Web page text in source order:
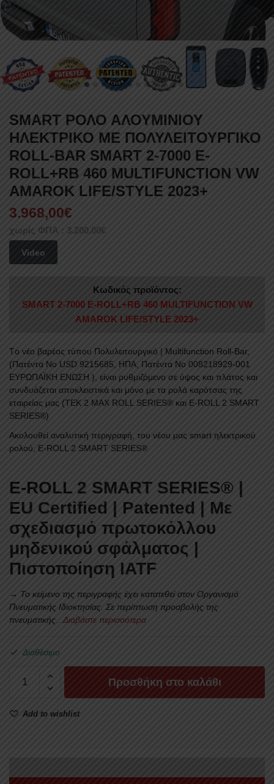
SMART ΡΟΛΟ ΑΛΟΥΜΙΝΙΟΥ
ΗΛΕΚΤΡΙΚΟ ΜΕ ΠΟΛΥΛΕΙΤΟΥΡΓΙΚΟ
ROLL-BAR SMART 2-7000 E-
ROLL+RB 460 MULTIFUNCTION VW
AMAROK LIFE/STYLE 2023+
3.968,00€
χωρίς ΦΠΑ : 3.200,00 €
Video
Κωδικός προϊόντος:
SMART 2-7000 E-ROLL+RB 460 MULTIFUNCTION VW
AMAROK LIFE/STYLE 2023+
Tο νέο βαρέος τύπου Πολυλειτουργικό | Μultifunction Roll-Bar,
(Πατέντα Νο USD 9215685, ΗΠΑ, Πατέντα Νο 008218929-001
ΕΥΡΩΠΑΪΚΗ ΕΝΩΣΗ ), είναι ρυθμιζόμενο σε ύψος και πλάτος και
συνδυάζεται αποκλειστικά και μόνο με τα ρολά καρότσας της
εταιρείας μας (TEK 2 MAX ROLL SERIES® και E-ROLL 2 SMART
SERIES®)
Ακολουθεί αναλυτική περιγραφή, του νέου μας smart ηλεκτρικού
ρολού, E-ROLL 2 SMART SERIES®
E-ROLL 2 SMART SERIES® |
EU Certified | Patented | Με
σχεδιασμό πρωτοκόλλου
μηδενικού σφάλματος |
Πιστοποίηση IATF
→ Το κείμενο της περιγραφής έχει κατατεθεί στον Οργανισμό
Πνευματικής Ιδιοκτησίας. Σε περίπτωση προσβολής της
πνευματικής ...Διαβάστε περισσότερα
Διαθέσιμο
ΡΟΛΟ
ΗΛΕΚΤΡΙΚΟ
BAR
Προσθήκη στο καλάθι
Add to wishlist